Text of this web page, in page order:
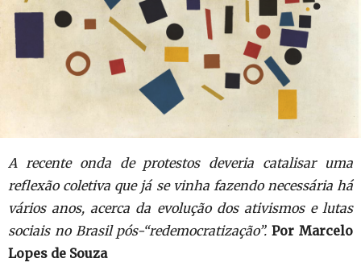
A recente onda de protestos deveria catalisar uma
reflexão coletiva que já se vinha fazendo necessária há
vários anos, acerca da evolução dos ativismos e lutas
sociais no Brasil pós-“redemocratização”. Por Marcelo
Lopes de Souza